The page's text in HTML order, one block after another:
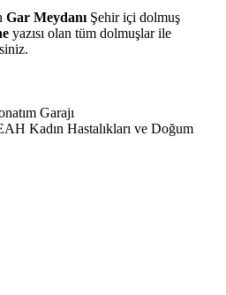
Gar Meydanı Şehir içi dolmuş
yazısı olan tüm dolmuşlar ile
Garajı
Kadın Hastalıkları ve Doğum